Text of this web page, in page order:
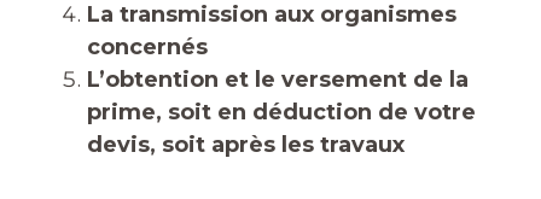
La transmission aux organismes
concernés
L’obtention et le versement de la
prime, soit en déduction de votre
devis, soit après les travaux